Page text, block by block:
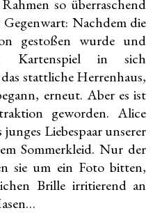
so überraschend
Nachdem die
gestoßen wurde und
Kartenspiel in sich
stattliche Herrenhaus,
erneut. Aber es ist
geworden. Alice
Liebespaar unserer
Sommerkleid. Nur der
sie um ein Foto bitten,
Brille irritierend an